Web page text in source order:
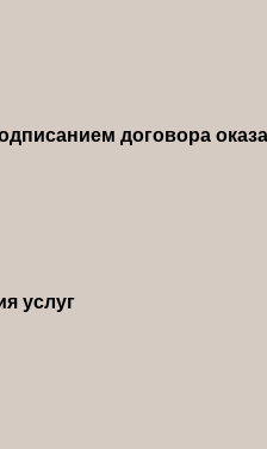
договора
услуг